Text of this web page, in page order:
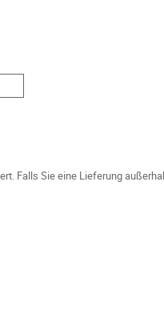
Falls Sie eine Lieferung